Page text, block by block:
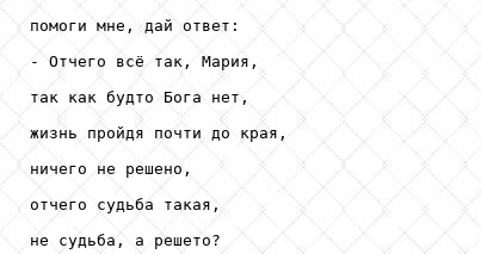
помоги мне, дай ответ:
- Отчего всё так, Мария,
так как будто Бога нет,
жизнь пройдя почти до края,
ничего не решено,
отчего судьба такая,
не судьба, а решето?